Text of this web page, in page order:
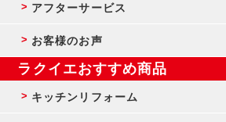
アフターサービス
お客様のお声
ラクイエおすすめ商品
キッチンリフォーム